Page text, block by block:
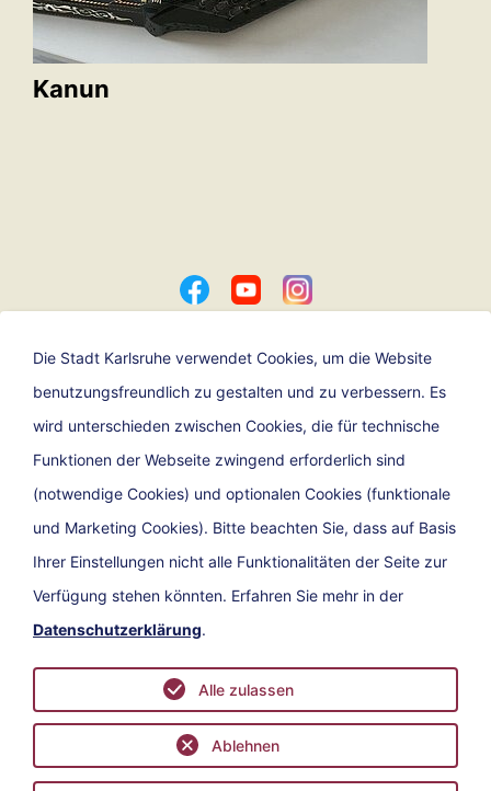
Kanun
Ein Angebot der
Kontakt Impressum
Barrierefreiheit
Die Stadt Karlsruhe verwendet Cookies, um die Website
benutzungsfreundlich zu gestalten und zu verbessern. Es
wird unterschieden zwischen Cookies, die für technische
Funktionen der Webseite zwingend erforderlich sind
(notwendige Cookies) und optionalen Cookies (funktionale
und Marketing Cookies). Bitte beachten Sie, dass auf Basis
Ihrer Einstellungen nicht alle Funktionalitäten der Seite zur
Verfügung stehen könnten. Erfahren Sie mehr in der
Datenschutzerklärung.
Ablehnen
Alle zulassen